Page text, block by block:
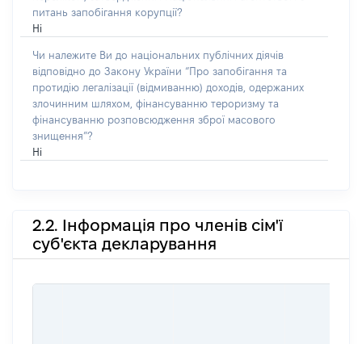
питань запобігання корупції?
Ні
Чи належите Ви до національних публічних діячів
відповідно до Закону України “Про запобігання та
протидію легалізації (відмиванню) доходів, одержаних
злочинним шляхом, фінансуванню тероризму та
фінансуванню розповсюдження зброї масового
знищення”?
Ні
2.2. Інформація про членів сім'ї
суб'єкта декларування